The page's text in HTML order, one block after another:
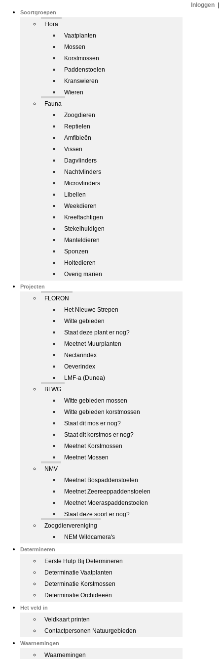
Soortgroepen
Flora
Vaatplanten
Mossen
Korstmossen
Paddenstoelen
Kranswieren
Wieren
Fauna
Zoogdieren
Reptielen
Amfibieën
Vissen
Dagvlinders
Nachtvlinders
Microvlinders
Libellen
Weekdieren
Kreeftachtigen
Stekelhuidigen
Manteldieren
Sponzen
Holtedieren
Overig marien
Projecten
FLORON
Het Nieuwe Strepen
Witte gebieden
Staat deze plant er nog?
Meetnet Muurplanten
Nectarindex
Oeverindex
LMF-a (Dunea)
BLWG
Witte gebieden mossen
Witte gebieden korstmossen
Staat dit mos er nog?
Staat dit korstmos er nog?
Meetnet Korstmossen
Meetnet Mossen
NMV
Meetnet Bospaddenstoelen
Meetnet Zeereeppaddenstoelen
Meetnet Moeraspaddenstoelen
Staat deze soort er nog?
Zoogdiervereniging
NEM Wildcamera's
Determineren
Eerste Hulp Bij Determineren
Determinatie Vaatplanten
Determinatie Korstmossen
Determinatie Orchideeën
Het veld in
Veldkaart printen
Contactpersonen Natuurgebieden
Waarnemingen
Waarnemingen
Inloggen